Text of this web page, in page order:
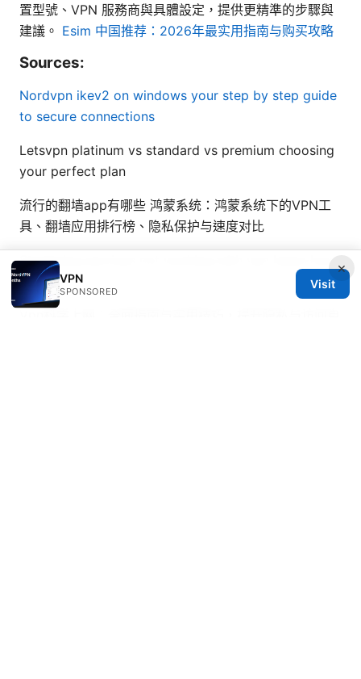
置型號、VPN 服務商與具體設定，提供更精準的步驟與
建議。 Esim 中国推荐：2026年最实用指南与购买攻略
Sources:
Nordvpn ikev2 on windows your step by step guide
to secure connections
Letsvpn platinum vs standard vs premium choosing
your perfect plan
流行的翻墙app有哪些 鸿蒙系统：鸿蒙系统下的VPN工
具、翻墙应用排行榜、隐私保护与速度对比
Streaming services not working with vpn heres how
to fix it
×
VPN
SPONSORED
Visit